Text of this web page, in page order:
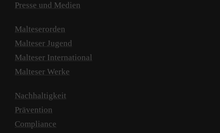
Presse und Medien
Malteserorden
Malteser Jugend
Malteser International
Malteser Werke
Nachhaltigkeit
Prävention
Compliance